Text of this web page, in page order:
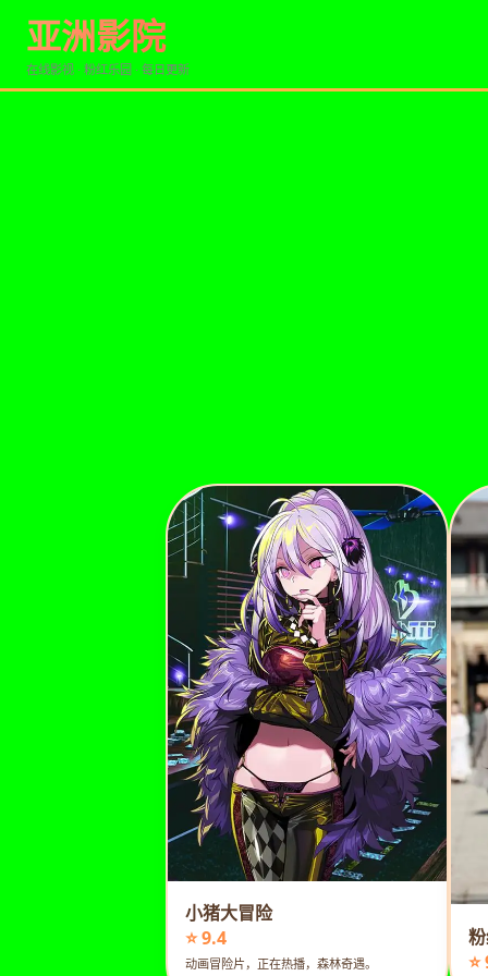
亚洲影院
在线影视 · 粉红乐园 · 每日更新
小猪大冒险
⭐ 9.4
动画冒险片，正在热播，森林奇遇。
⭐